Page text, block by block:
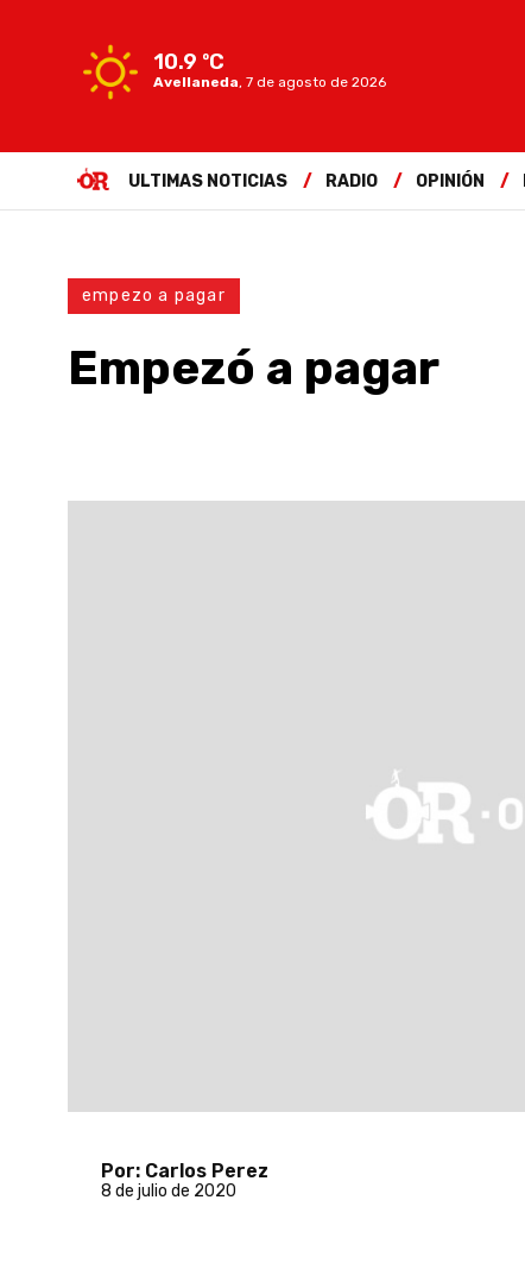
10.9 ºC
Avellaneda, 7 de agosto de 2026
ULTIMAS NOTICIAS RADIO OPINIÓN
empezo a pagar
Empezó a pagar
Por: Carlos Perez
8 de julio de 2020